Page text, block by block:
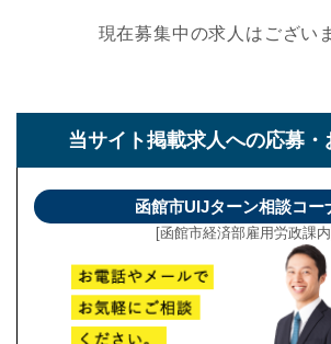
現在募集中の求人はござい
当サイト掲載求人への応募・
函館市UIJターン相談コー
[函館市経済部雇用労政課内]